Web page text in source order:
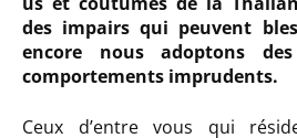
des impairs qui peuvent
encore nous adoptons
comportements imprudents.
Ceux d’entre vous qui